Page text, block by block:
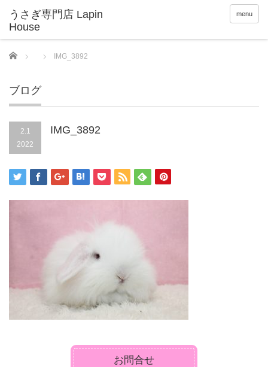
menu
Home IMG_3892
ブログ
2.1
2022
IMG_3892
お問合せ